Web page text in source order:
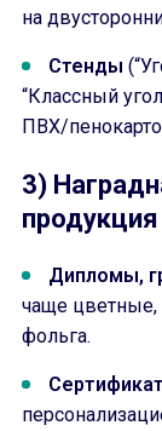
на
Стенды
“Классный
ПВХ/
3)
продукция
Дипломы,
чаще цветные,
фольга.